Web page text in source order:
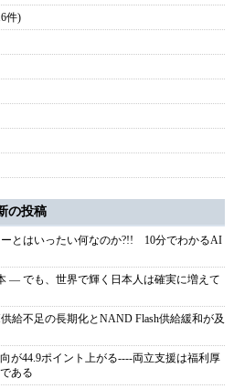
件)
の投稿
とはいったい何なのか?!! 10分でわかるAI
― でも、世界で輝く日本人は確実に増えて
給不足の長期化とNAND Flash供給緩和が及
が44.9ポイント上がる----両立支援は福利厚
ある